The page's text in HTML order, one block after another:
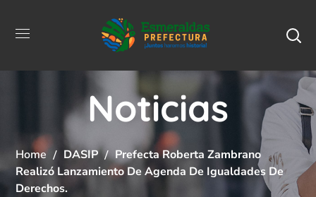
Noticias
Home DASIP
Prefecta Roberta Zambrano
Realizó Lanzamiento De Agenda De Igualdades De
Derechos.